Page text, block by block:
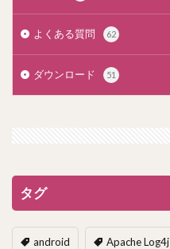
よくある質問 62
ダウンロード 51
タグ
android Apache Log4j